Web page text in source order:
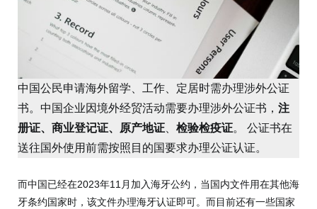
中国公民申请海外留学、工作、定居时需办理涉外公证
书。中国企业因境外经贸活动需要办理涉外公证书， 注
册证、商业登记证、原产地证
检验检疫证。 公证书在
送往国外使用前需按照目的国要求办理公证认证。
而中国已经在2023年11月加入海牙公约，当国内文件用在其他海
牙条约国家时，该文件办理海牙认证即可。而目前还有一些国家